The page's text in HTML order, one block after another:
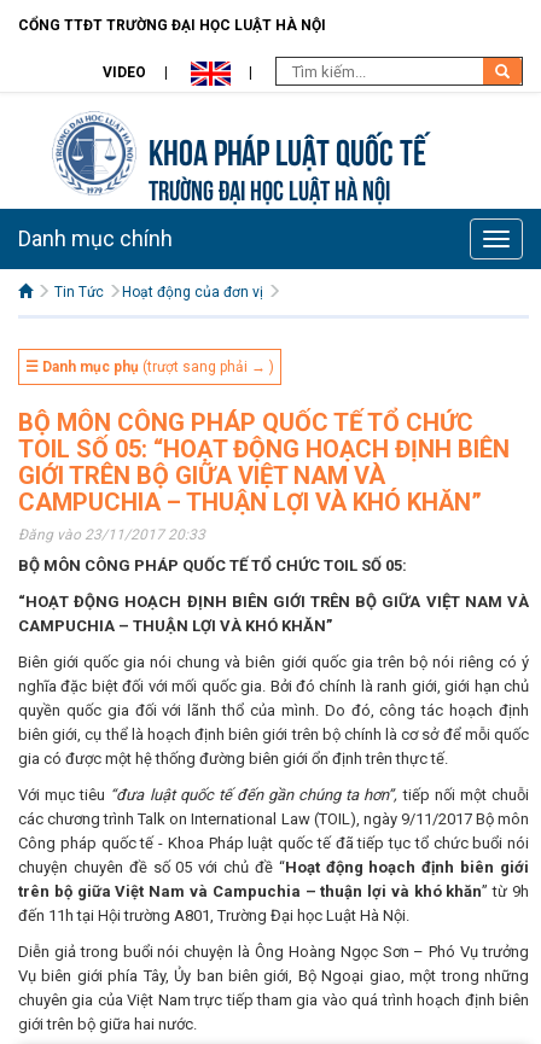
CỔNG TTĐT TRƯỜNG ĐẠI HỌC LUẬT HÀ NỘI
VIDEO
Khoa Pháp Luật Quốc Tế
TRƯỜNG ĐẠI HỌC LUẬT HÀ NỘI
Toggle
Danh mục chính
Tin Tức Hoạt động của đơn vị
☰ Danh mục phụ (trượt sang phải → )
BỘ MÔN CÔNG PHÁP QUỐC TẾ TỔ CHỨC
TOIL SỐ 05: “HOẠT ĐỘNG HOẠCH ĐỊNH BIÊN
GIỚI TRÊN BỘ GIỮA VIỆT NAM VÀ
CAMPUCHIA – THUẬN LỢI VÀ KHÓ KHĂN”
Đăng vào 23/11/2017 20:33
BỘ MÔN CÔNG PHÁP QUỐC TẾ TỔ CHỨC TOIL SỐ 05:
“HOẠT ĐỘNG HOẠCH ĐỊNH BIÊN GIỚI TRÊN BỘ GIỮA VIỆT NAM VÀ
CAMPUCHIA – THUẬN LỢI VÀ KHÓ KHĂN”
Biên giới quốc gia nói chung và biên giới quốc gia trên bộ nói riêng có ý
nghĩa đặc biệt đối với mối quốc gia. Bởi đó chính là ranh giới, giới hạn chủ
quyền quốc gia đối với lãnh thổ của mình. Do đó, công tác hoạch định
biên giới, cụ thể là hoạch định biên giới trên bộ chính là cơ sở để mỗi quốc
gia có được một hệ thống đường biên giới ổn định trên thực tế.
Với mục tiêu “đưa luật quốc tế đến gần chúng ta hơn”, tiếp nối một chuỗi
các chương trình Talk on International Law (TOIL), ngày 9/11/2017 Bộ môn
Công pháp quốc tế - Khoa Pháp luật quốc tế đã tiếp tục tổ chức buổi nói
chuyện chuyên đề số 05 với chủ đề “Hoạt động hoạch định biên giới
trên bộ giữa Việt Nam và Campuchia – thuận lợi và khó khăn” từ 9h
đến 11h tại Hội trường A801, Trường Đại học Luật Hà Nội.
Diễn giả trong buổi nói chuyện là Ông Hoàng Ngọc Sơn – Phó Vụ trưởng
Vụ biên giới phía Tây, Ủy ban biên giới, Bộ Ngoại giao, một trong những
chuyên gia của Việt Nam trực tiếp tham gia vào quá trình hoạch định biên
giới trên bộ giữa hai nước.